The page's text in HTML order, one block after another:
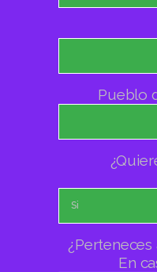
Pueblo
¿Perteneces
En